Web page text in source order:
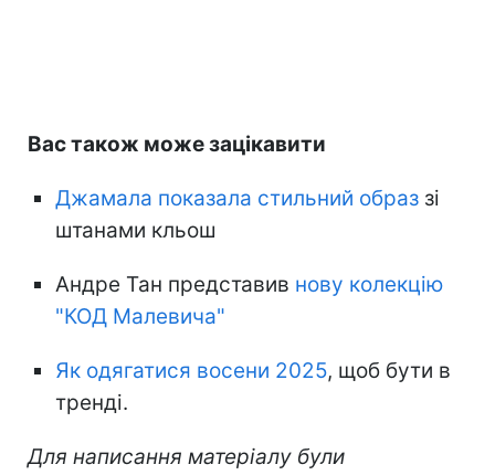
Вас також може зацікавити
Джамала показала стильний образ зі
штанами кльош
Андре Тан представив нову колекцію
"КОД Малевича"
Як одягатися восени 2025, щоб бути в
тренді.
Для написання матеріалу були